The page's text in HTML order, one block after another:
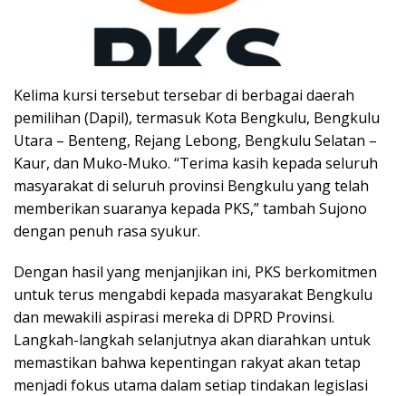
Kelima kursi tersebut tersebar di berbagai daerah
pemilihan (Dapil), termasuk Kota Bengkulu, Bengkulu
Utara – Benteng, Rejang Lebong, Bengkulu Selatan –
Kaur, dan Muko-Muko. “Terima kasih kepada seluruh
masyarakat di seluruh provinsi Bengkulu yang telah
memberikan suaranya kepada PKS,” tambah Sujono
dengan penuh rasa syukur.
Dengan hasil yang menjanjikan ini, PKS berkomitmen
untuk terus mengabdi kepada masyarakat Bengkulu
dan mewakili aspirasi mereka di DPRD Provinsi.
Langkah-langkah selanjutnya akan diarahkan untuk
memastikan bahwa kepentingan rakyat akan tetap
menjadi fokus utama dalam setiap tindakan legislasi